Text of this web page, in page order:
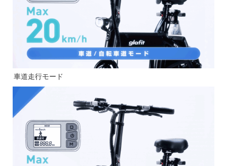
車道走行モード